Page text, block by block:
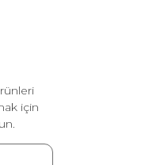
için